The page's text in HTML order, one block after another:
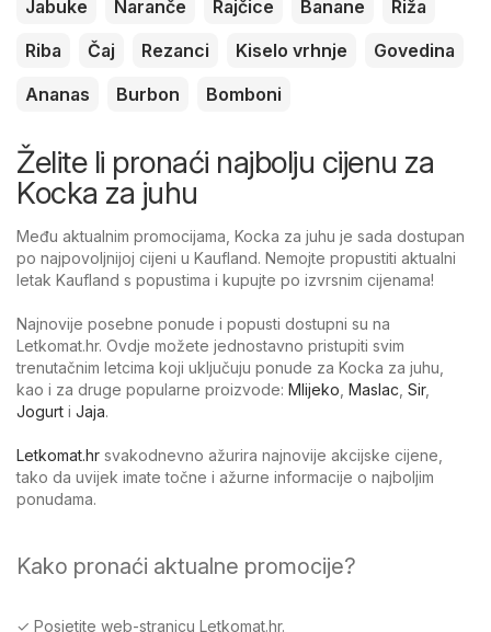
Jabuke
Naranče Rajčice Banane
Riža
Riba
Čaj Rezanci Kiselo vrhnje
Govedina
Ananas
Burbon Bomboni
Želite li pronaći najbolju cijenu za
Kocka za juhu
Među aktualnim promocijama, Kocka za juhu je sada dostupan
po najpovoljnijoj cijeni u Kaufland. Nemojte propustiti aktualni
letak Kaufland s popustima i kupujte po izvrsnim cijenama!
Najnovije posebne ponude i popusti dostupni su na
Letkomat.hr. Ovdje možete jednostavno pristupiti svim
trenutačnim letcima koji uključuju ponude za Kocka za juhu,
kao i za druge popularne proizvode: Mlijeko Maslac Sir,
Jogurt i Jaja.
Letkomat.hr svakodnevno ažurira najnovije akcijske cijene,
tako da uvijek imate točne i ažurne informacije o najboljim
ponudama.
Kako pronaći aktualne promocije?
✓ Posjetite web-stranicu Letkomat.hr.